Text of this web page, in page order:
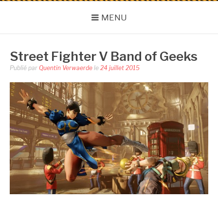
MENU
Street Fighter V Band of Geeks
Publié par Quentin Verwaerde le 24 juillet 2015